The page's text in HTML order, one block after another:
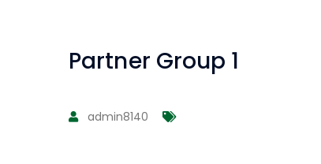
Partner Group 1
admin8140